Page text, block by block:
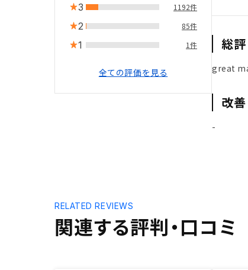
3 1192件
2 85件
1 1件
全ての評価を見る
総評
great
改
-
関連する評判・口コミ
RELATED REVIEWS